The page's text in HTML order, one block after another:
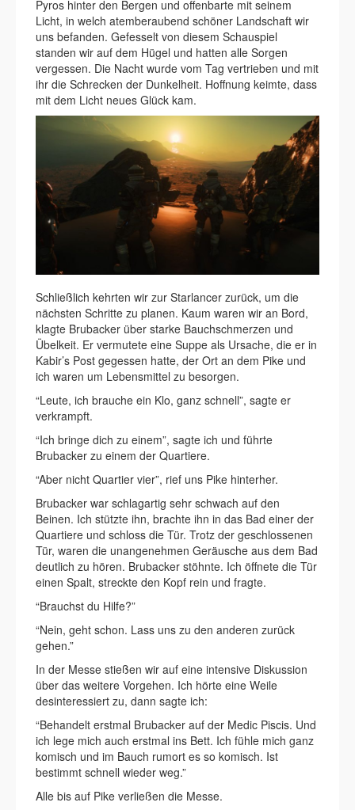
Pyros hinter den Bergen und offenbarte mit seinem
Licht, in welch atemberaubend schöner Landschaft wir
uns befanden. Gefesselt von diesem Schauspiel
standen wir auf dem Hügel und hatten alle Sorgen
vergessen. Die Nacht wurde vom Tag vertrieben und mit
ihr die Schrecken der Dunkelheit. Hoffnung keimte, dass
mit dem Licht neues Glück kam.
Schließlich kehrten wir zur Starlancer zurück, um die
nächsten Schritte zu planen. Kaum waren wir an Bord,
klagte Brubacker über starke Bauchschmerzen und
Übelkeit. Er vermutete eine Suppe als Ursache, die er in
Kabir’s Post gegessen hatte, der Ort an dem Pike und
ich waren um Lebensmittel zu besorgen.
“Leute, ich brauche ein Klo, ganz schnell”, sagte er
verkrampft.
“Ich bringe dich zu einem”, sagte ich und führte
Brubacker zu einem der Quartiere.
“Aber nicht Quartier vier”, rief uns Pike hinterher.
Brubacker war schlagartig sehr schwach auf den
Beinen. Ich stützte ihn, brachte ihn in das Bad einer der
Quartiere und schloss die Tür. Trotz der geschlossenen
Tür, waren die unangenehmen Geräusche aus dem Bad
deutlich zu hören. Brubacker stöhnte. Ich öffnete die Tür
einen Spalt, streckte den Kopf rein und fragte.
“Brauchst du Hilfe?”
“Nein, geht schon. Lass uns zu den anderen zurück
gehen.”
In der Messe stießen wir auf eine intensive Diskussion
über das weitere Vorgehen. Ich hörte eine Weile
desinteressiert zu, dann sagte ich:
“Behandelt erstmal Brubacker auf der Medic Piscis. Und
ich lege mich auch erstmal ins Bett. Ich fühle mich ganz
komisch und im Bauch rumort es so komisch. Ist
bestimmt schnell wieder weg.”
Alle bis auf Pike verließen die Messe.